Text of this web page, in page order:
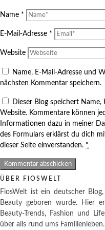
Name *
E-Mail-Adresse *
Website
Name, E-Mail-Adresse und
nächsten Kommentar speichern.
Dieser Blog speichert
Website. Kommentare können
Informationen dazu in meiner
des Formulars erklärst du dich
dieser Seite einverstanden. *
ÜBER FIOSWELT
FiosWelt ist ein deutscher
Beauty geboren wurde. Hier
Beauty-Trends, Fashion und
über alls rund ums Familienleben.